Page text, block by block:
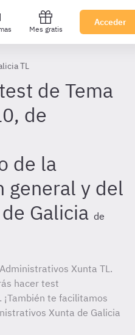
Mes gratis
Acceder
TL
de Tema
de
de la
general y del
Galicia de
Xunta TL.
hacer test
te facilitamos
Xunta de Galicia